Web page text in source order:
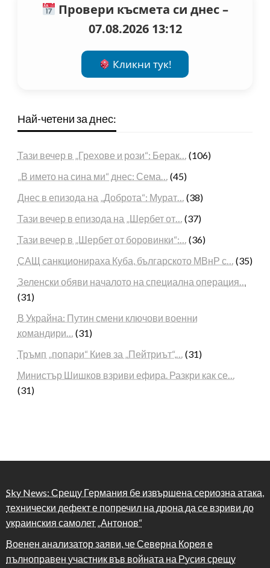
Провери късмета си днес –
07.08.2026 13:12
Кликни тук!
Най-четени за днес:
Тази вечер в „Грехове и рози“: Берак… (106)
„В името на сина ми“ днес: Сема… (45)
Днес в епизода на „Доброта“: Мурат… (38)
Тази вечер в епизода на „Шербет от… (37)
Тази вечер в „Шербет от боровинки“:… (36)
САЩ санкционираха Куба, българското МВнР с… (35)
Зеленски обяви началото на специална операция…
(31)
В Украйна: Путин смени ключови военни
командири… (31)
Тръмп „попари“ Киев за „Пейтриът“,… (31)
Министър Шишков взриви ефира. Разкри как се…
(31)
Sky News: Срещу Германия бе извършена сериозна атака,
технически дефект е попречил на дрона да се взриви до
украинския самолет „Антонов“
Военен анализатор заяви, че Северна Корея е
пълноправен участник във войната на Русия срещу